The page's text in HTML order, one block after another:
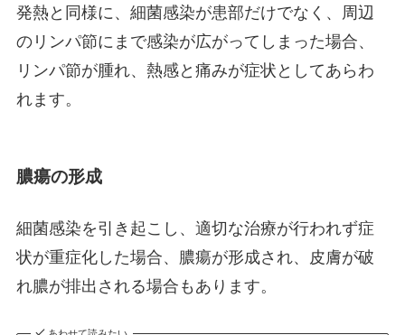
発熱と同様に、細菌感染が患部だけでなく、周辺
のリンパ節にまで感染が広がってしまった場合、
リンパ節が腫れ、熱感と痛みが症状としてあらわ
れます。
膿瘍の形成
細菌感染を引き起こし、適切な治療が行われず症
状が重症化した場合、膿瘍が形成され、皮膚が破
れ膿が排出される場合もあります。